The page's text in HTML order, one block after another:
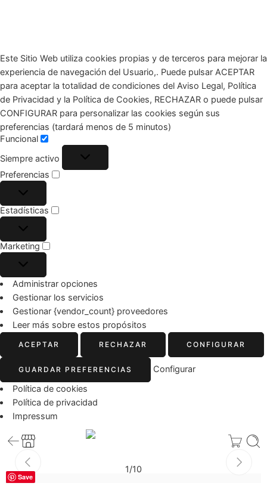
Este Sitio Web utiliza cookies propias y de terceros para mejorar la
experiencia de navegación del Usuario,. Puede pulsar ACEPTAR
para aceptar la totalidad de condiciones del Aviso Legal, Política
de Privacidad y la Política de Cookies, RECHAZAR o puede pulsar
CONFIGURAR para personalizar las cookies según sus
preferencias (tardará menos de 5 minutos)
Funcional
Siempre activo
Preferencias
Estadísticas
Marketing
Administrar opciones
Gestionar los servicios
Gestionar {vendor_count} proveedores
Leer más sobre estos propósitos
ACEPTAR RECHAZAR CONFIGURAR
GUARDAR PREFERENCIAS
Configurar
Política de cookies
Política de privacidad
Impressum
Save
1/10